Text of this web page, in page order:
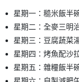
星期一：糙米飯半
星期二：全麥三明
星期三：豆腐蔬菜
星期四：烤魚配沙
星期五：雜糧飯半